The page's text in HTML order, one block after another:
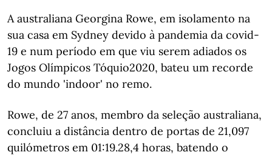
A australiana Georgina Rowe, em isolamento na
sua casa em Sydney devido à pandemia da covid-
19 e num período em que viu serem adiados os
Jogos Olímpicos Tóquio2020, bateu um recorde
do mundo 'indoor' no remo.
Rowe, de 27 anos, membro da seleção australiana,
concluiu a distância dentro de portas de 21,097
quilómetros em 01:19.28,4 horas, batendo o